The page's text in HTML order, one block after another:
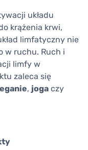
układu
krążenia krwi,
limfatyczny nie
w ruchu. Ruch i
limfy w
zaleca się
, joga czy